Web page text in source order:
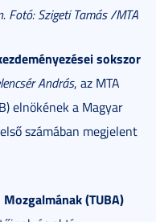
Fotó: Szigeti Tamás /MTA
sokszor
András, az MTA
elnökének a Magyar
számában megjelent
(TUBA)